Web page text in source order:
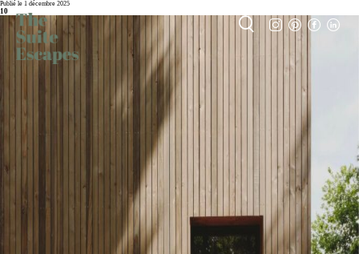
Publié le 1 décembre 2025
10